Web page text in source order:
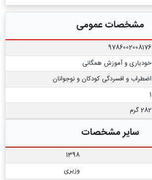
مشخصات عمومی
9786002008176
خودیاری و آموزش همگانی
اضطراب و افسردگی کودکان و نوجوانان
1
282 گرم
سایر مشخصات
1398
وزیری